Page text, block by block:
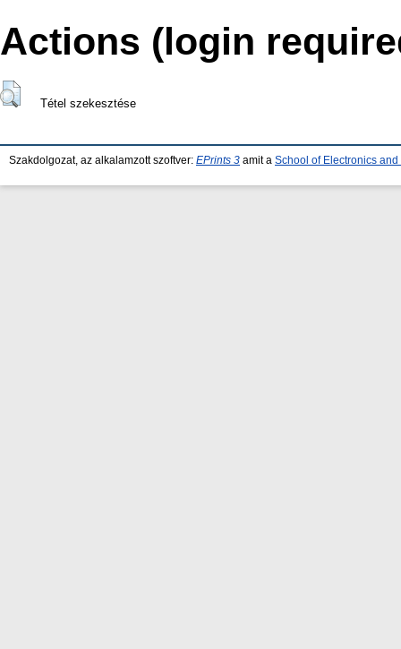
Actions (login
Tétel szekesztése
Szakdolgozat, az alkalamzott szoftver: EPrints 3 amit a School of Electronics